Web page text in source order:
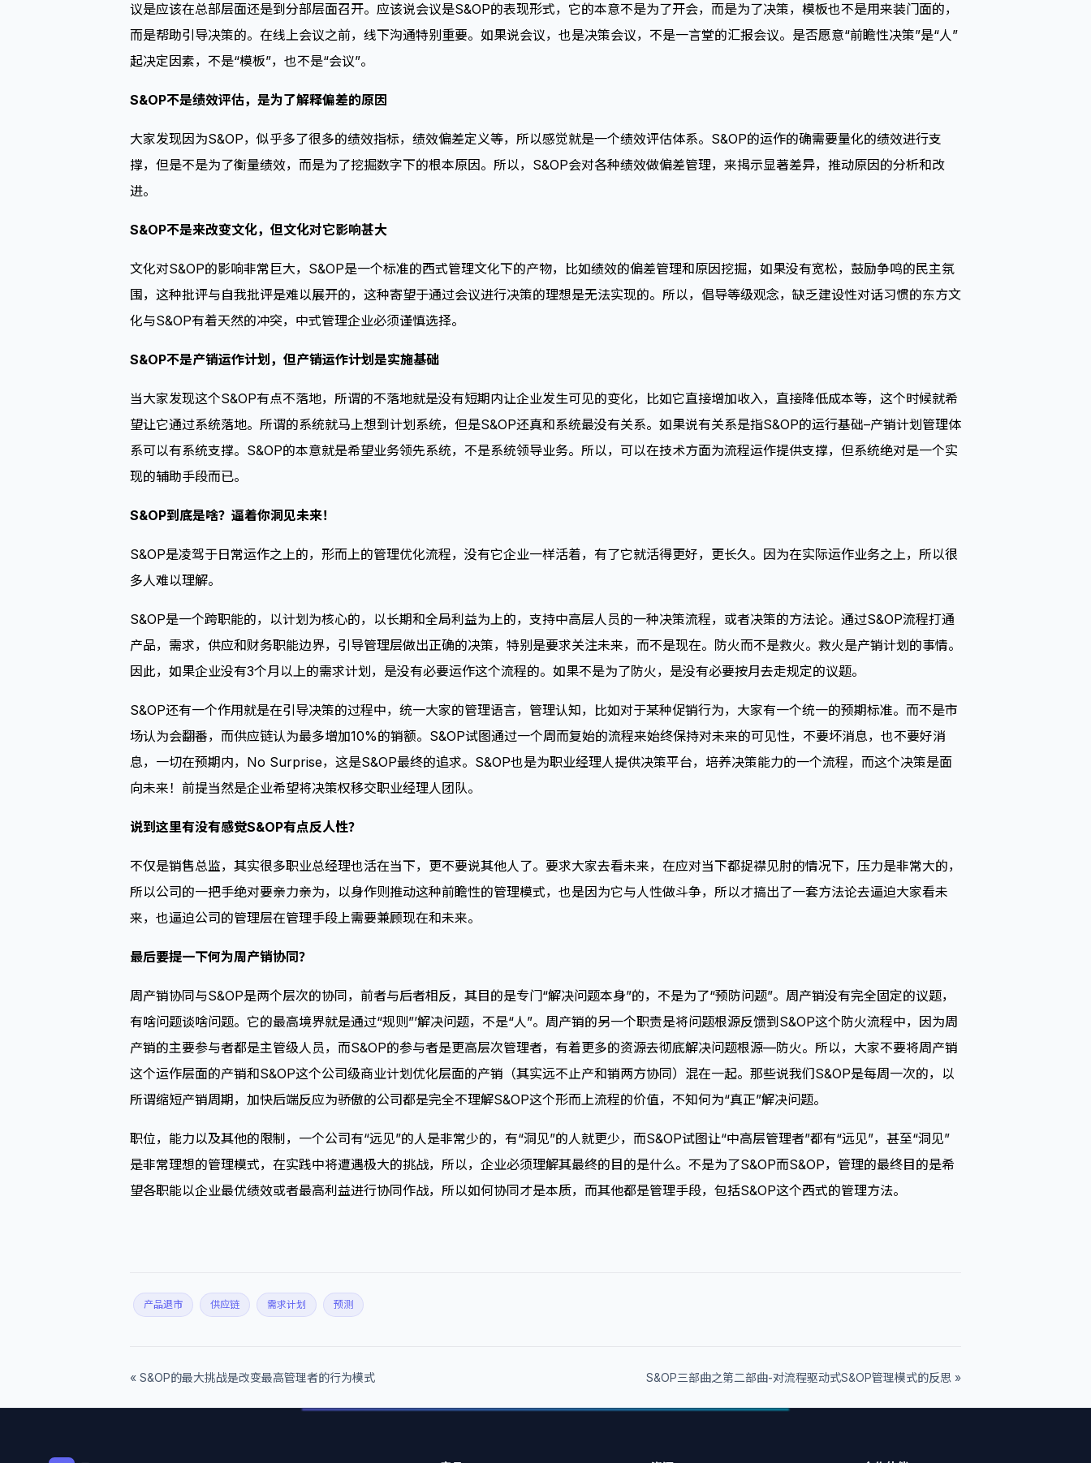
议是应该在总部层面还是到分部层面召开。应该说会议是S&OP的表现形式，它的本意不是为了开会，而是为了决策，模板也不是用来装门面的，
而是帮助引导决策的。在线上会议之前，线下沟通特别重要。如果说会议，也是决策会议，不是一言堂的汇报会议。是否愿意“前瞻性决策”是“人”
起决定因素，不是“模板”，也不是“会议”。
S&OP不是绩效评估，是为了解释偏差的原因
大家发现因为S&OP，似乎多了很多的绩效指标，绩效偏差定义等，所以感觉就是一个绩效评估体系。S&OP的运作的确需要量化的绩效进行支
撑，但是不是为了衡量绩效，而是为了挖掘数字下的根本原因。所以，S&OP会对各种绩效做偏差管理，来揭示显著差异，推动原因的分析和改
进。
S&OP不是来改变文化，但文化对它影响甚大
文化对S&OP的影响非常巨大，S&OP是一个标准的西式管理文化下的产物，比如绩效的偏差管理和原因挖掘，如果没有宽松，鼓励争鸣的民主氛
围，这种批评与自我批评是难以展开的，这种寄望于通过会议进行决策的理想是无法实现的。所以，倡导等级观念，缺乏建设性对话习惯的东方文
化与S&OP有着天然的冲突，中式管理企业必须谨慎选择。
S&OP不是产销运作计划，但产销运作计划是实施基础
当大家发现这个S&OP有点不落地，所谓的不落地就是没有短期内让企业发生可见的变化，比如它直接增加收入，直接降低成本等，这个时候就希
望让它通过系统落地。所谓的系统就马上想到计划系统，但是S&OP还真和系统最没有关系。如果说有关系是指S&OP的运行基础–产销计划管理体
系可以有系统支撑。S&OP的本意就是希望业务领先系统，不是系统领导业务。所以，可以在技术方面为流程运作提供支撑，但系统绝对是一个实
现的辅助手段而已。
S&OP到底是啥？逼着你洞见未来！
S&OP是凌驾于日常运作之上的，形而上的管理优化流程，没有它企业一样活着，有了它就活得更好，更长久。因为在实际运作业务之上，所以很
多人难以理解。
S&OP是一个跨职能的，以计划为核心的，以长期和全局利益为上的，支持中高层人员的一种决策流程，或者决策的方法论。通过S&OP流程打通
产品，需求，供应和财务职能边界，引导管理层做出正确的决策，特别是要求关注未来，而不是现在。防火而不是救火。救火是产销计划的事情。
因此，如果企业没有3个月以上的需求计划，是没有必要运作这个流程的。如果不是为了防火，是没有必要按月去走规定的议题。
S&OP还有一个作用就是在引导决策的过程中，统一大家的管理语言，管理认知，比如对于某种促销行为，大家有一个统一的预期标准。而不是市
场认为会翻番，而供应链认为最多增加10%的销额。S&OP试图通过一个周而复始的流程来始终保持对未来的可见性，不要坏消息，也不要好消
息，一切在预期内，No Surprise，这是S&OP最终的追求。S&OP也是为职业经理人提供决策平台，培养决策能力的一个流程，而这个决策是面
向未来！前提当然是企业希望将决策权移交职业经理人团队。
说到这里有没有感觉S&OP有点反人性？
不仅是销售总监，其实很多职业总经理也活在当下，更不要说其他人了。要求大家去看未来，在应对当下都捉襟见肘的情况下，压力是非常大的，
所以公司的一把手绝对要亲力亲为，以身作则推动这种前瞻性的管理模式，也是因为它与人性做斗争，所以才搞出了一套方法论去逼迫大家看未
来，也逼迫公司的管理层在管理手段上需要兼顾现在和未来。
最后要提一下何为周产销协同？
周产销协同与S&OP是两个层次的协同，前者与后者相反，其目的是专门“解决问题本身”的，不是为了“预防问题”。周产销没有完全固定的议题，
有啥问题谈啥问题。它的最高境界就是通过“规则”’解决问题，不是“人”。周产销的另一个职责是将问题根源反馈到S&OP这个防火流程中，因为周
产销的主要参与者都是主管级人员，而S&OP的参与者是更高层次管理者，有着更多的资源去彻底解决问题根源—防火。所以，大家不要将周产销
这个运作层面的产销和S&OP这个公司级商业计划优化层面的产销（其实远不止产和销两方协同）混在一起。那些说我们S&OP是每周一次的，以
所谓缩短产销周期，加快后端反应为骄傲的公司都是完全不理解S&OP这个形而上流程的价值，不知何为“真正”解决问题。
职位，能力以及其他的限制，一个公司有“远见”的人是非常少的，有“洞见”的人就更少，而S&OP试图让“中高层管理者”都有“远见”，甚至“洞见”
是非常理想的管理模式，在实践中将遭遇极大的挑战，所以，企业必须理解其最终的目的是什么。不是为了S&OP而S&OP，管理的最终目的是希
望各职能以企业最优绩效或者最高利益进行协同作战，所以如何协同才是本质，而其他都是管理手段，包括S&OP这个西式的管理方法。
产品退市 供应链 需求计划 预测
« S&OP的最大挑战是改变最高管理者的行为模式 S&OP三部曲之第二部曲-对流程驱动式S&OP管理模式的反思 »